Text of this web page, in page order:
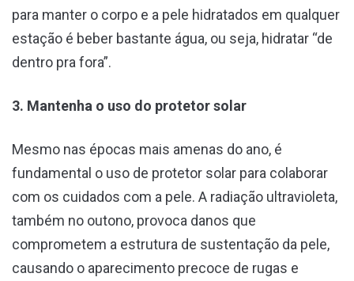
para manter o corpo e a pele hidratados em qualquer
estação é beber bastante água, ou seja, hidratar “de
dentro pra fora”.
3. Mantenha o uso do protetor solar
Mesmo nas épocas mais amenas do ano, é
fundamental o uso de protetor solar para colaborar
com os cuidados com a pele. A radiação ultravioleta,
também no outono, provoca danos que
comprometem a estrutura de sustentação da pele,
causando o aparecimento precoce de rugas e